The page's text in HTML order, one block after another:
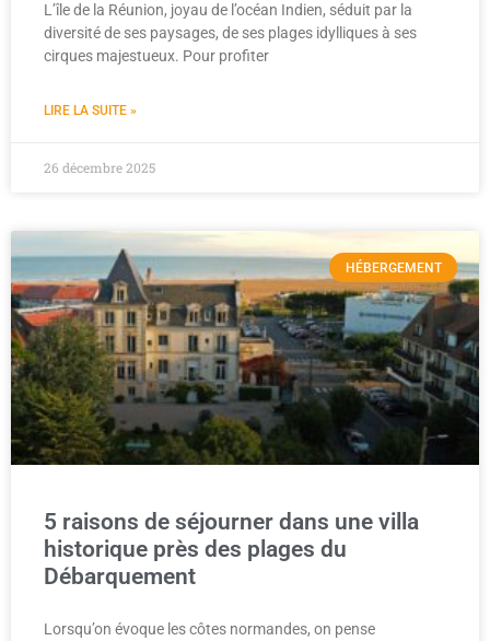
L’île de la Réunion, joyau de l’océan Indien, séduit par la
diversité de ses paysages, de ses plages idylliques à ses
cirques majestueux. Pour profiter
LIRE LA SUITE »
26 décembre 2025
HÉBERGEMENT
5 raisons de séjourner dans une villa
historique près des plages du
Débarquement
Lorsqu’on évoque les côtes normandes, on pense